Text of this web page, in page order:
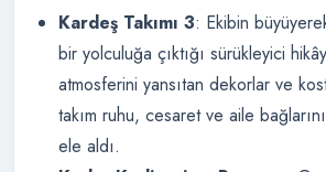
Kardeş Takımı 3: Ekibin
bir yolculuğa çıktığı sürükleyici
atmosferini yansıtan dekorlar ve
takım ruhu, cesaret ve aile
ele aldı.